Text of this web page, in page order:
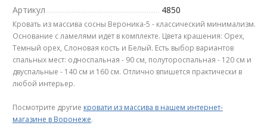
Артикул 4850
Кровать из массива сосны Вероника-5 - классический минимализм.
Основание с ламелями идет в комплекте. Цвета крашения: Орех,
Темный орех, Слоновая кость и Белый. Есть выбор вариантов
спальных мест: односпальная - 90 см, полутороспальная - 120 см и
двуспальные - 140 см и 160 см. Отлично впишется практически в
любой интерьер.
Посмотрите другие кровати из массива в нашем интернет-
магазине в Воронеже.